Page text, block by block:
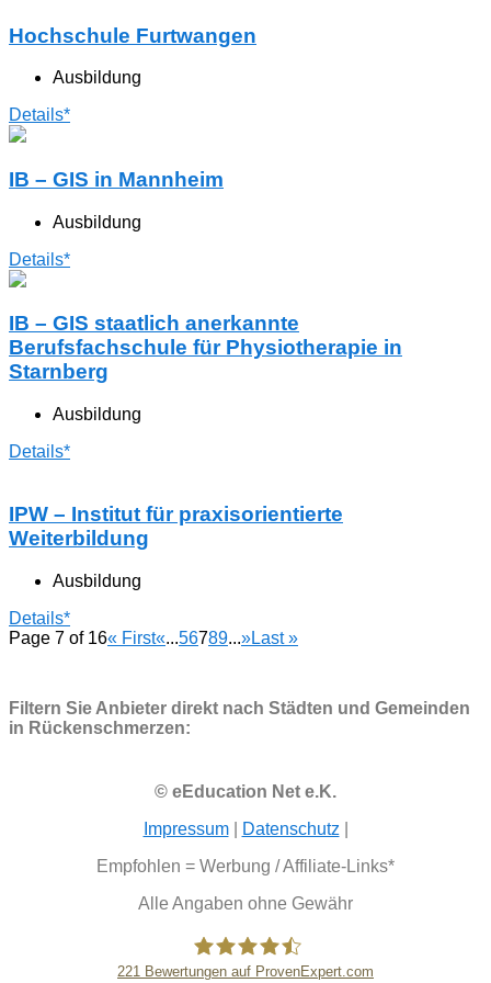
Hochschule Furtwangen
Ausbildung
Details*
IB – GIS in Mannheim
Ausbildung
Details*
IB – GIS staatlich anerkannte
Berufsfachschule für Physiotherapie in
Starnberg
Ausbildung
Details*
IPW – Institut für praxisorientierte
Weiterbildung
Ausbildung
Details*
Page 7 of 16« First«...56789...»Last »
Filtern Sie Anbieter direkt nach Städten und Gemeinden
in Rückenschmerzen:
© eEducation Net e.K.
Impressum| Datenschutz
Empfohlen = Werbung / Affiliate-Links*
Alle Angaben ohne Gewähr
221 Bewertungen auf ProvenExpert.com